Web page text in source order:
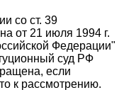
со ст. 39
от 21 июля 1994 г.
Федерации"
суд РФ
если
к рассмотрению.